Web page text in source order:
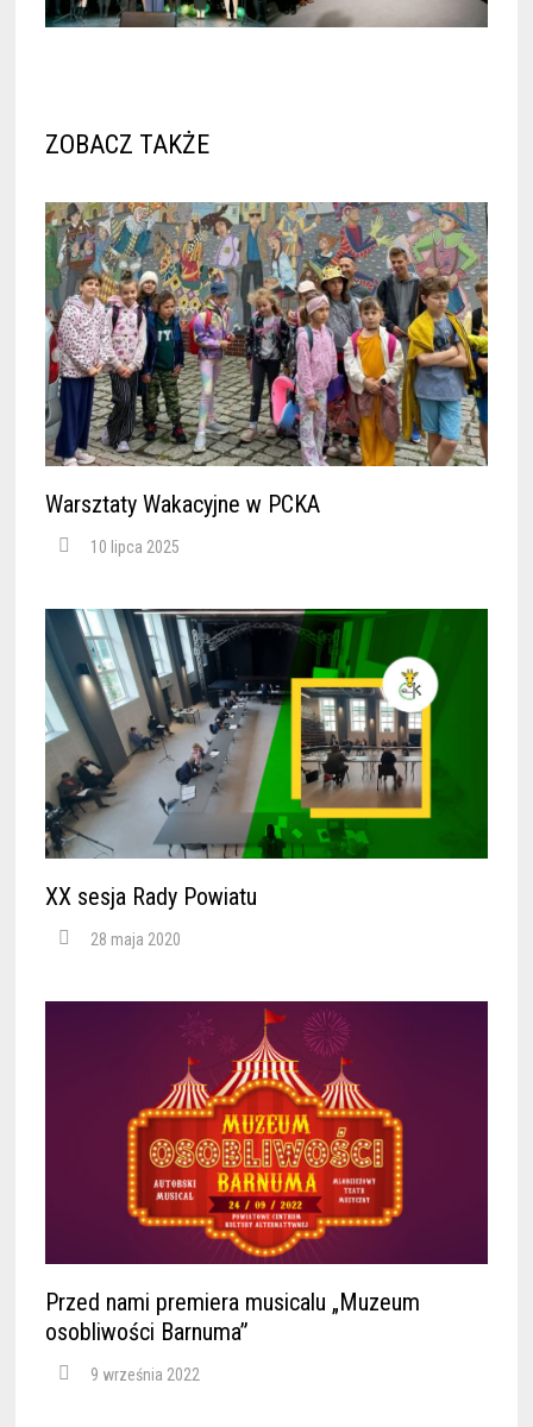
ZOBACZ TAKŻE
Warsztaty Wakacyjne w PCKA
10 lipca 2025
XX sesja Rady Powiatu
28 maja 2020
Przed nami premiera musicalu „Muzeum
osobliwości Barnuma”
9 września 2022